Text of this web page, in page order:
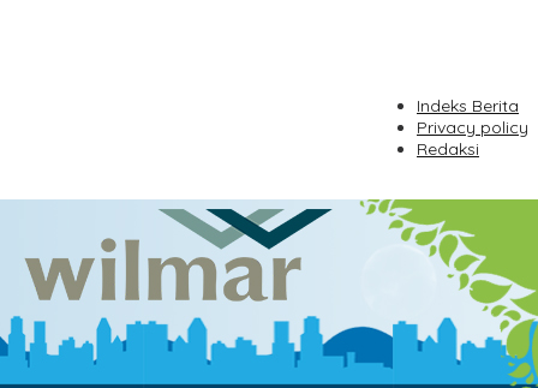
Indeks Berita
Privacy policy
Redaksi